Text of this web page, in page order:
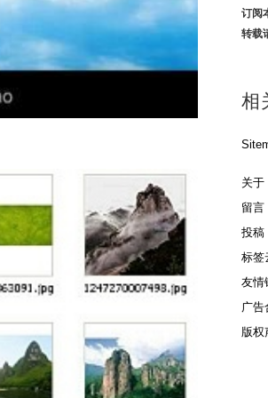
订阅
转载
相
关于
留言
投稿
标签
友情
广告
版权